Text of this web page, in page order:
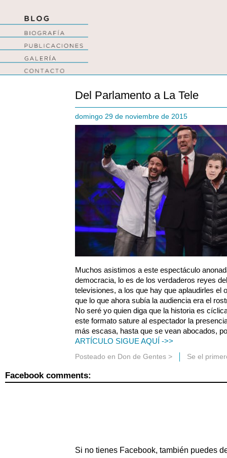
Del Parlamento a La Tele
domingo 29 de noviembre de 2015
Muchos asistimos a este espectáculo
democracia, lo es de los verdaderos reyes
televisiones, a los que hay que aplaudirles el
que lo que ahora subía la audiencia era el
No seré yo quien diga que la historia es
este formato sature al espectador la
más escasa, hasta que se vean abocados,
ARTÍCULO SIGUE AQUÍ ->>
Posteado en Don de Gentes > Se el
Facebook comments:
Si no tienes Facebook, también puedes